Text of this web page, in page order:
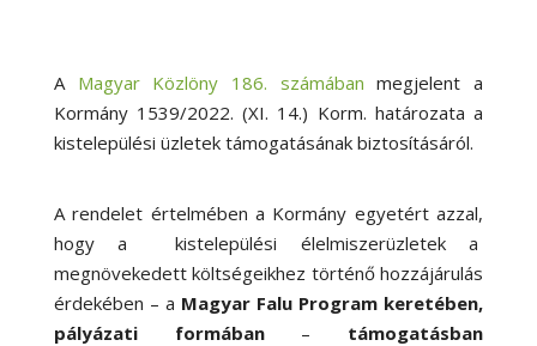
A Magyar Közlöny 186. számában megjelent a
Kormány 1539/2022. (XI. 14.) Korm. határozata a
kistelepülési üzletek támogatásának biztosításáról.
A rendelet értelmében a Kormány egyetért azzal,
hogy a kistelepülési élelmiszerüzletek a
megnövekedett költségeikhez történő hozzájárulás
érdekében – a Magyar Falu Program keretében,
pályázati formában– támogatásban